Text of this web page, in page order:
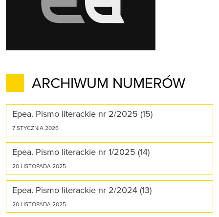
ARCHIWUM NUMERÓW
Epea. Pismo literackie nr 2/2025 (15)
7 STYCZNIA 2026
Epea. Pismo literackie nr 1/2025 (14)
20 LISTOPADA 2025
Epea. Pismo literackie nr 2/2024 (13)
20 LISTOPADA 2025